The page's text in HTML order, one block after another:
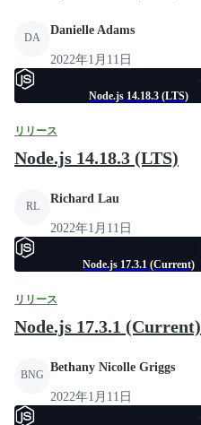
DA
Danielle Adams
2022年1月11日
Node.js 14.18.3 (LTS)
リリース
Node.js 14.18.3 (LTS)
RL
Richard Lau
2022年1月11日
Node.js 17.3.1 (Current)
リリース
Node.js 17.3.1 (Current)
BNG
Bethany Nicolle Griggs
2022年1月11日